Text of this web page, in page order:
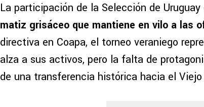
La participación de la Selección de Uruguay
matiz grisáceo que mantiene en vilo a las
directiva en Coapa, el torneo veraniego
alza a sus activos, pero la falta de
de una transferencia histórica hacia el